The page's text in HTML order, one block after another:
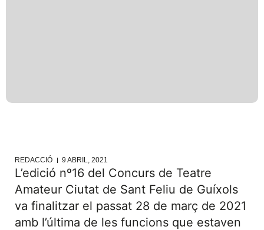
REDACCIÓ 9 ABRIL, 2021
L’edició nº16 del Concurs de Teatre
Amateur Ciutat de Sant Feliu de Guíxols
va finalitzar el passat 28 de març de 2021
amb l’última de les funcions que estaven